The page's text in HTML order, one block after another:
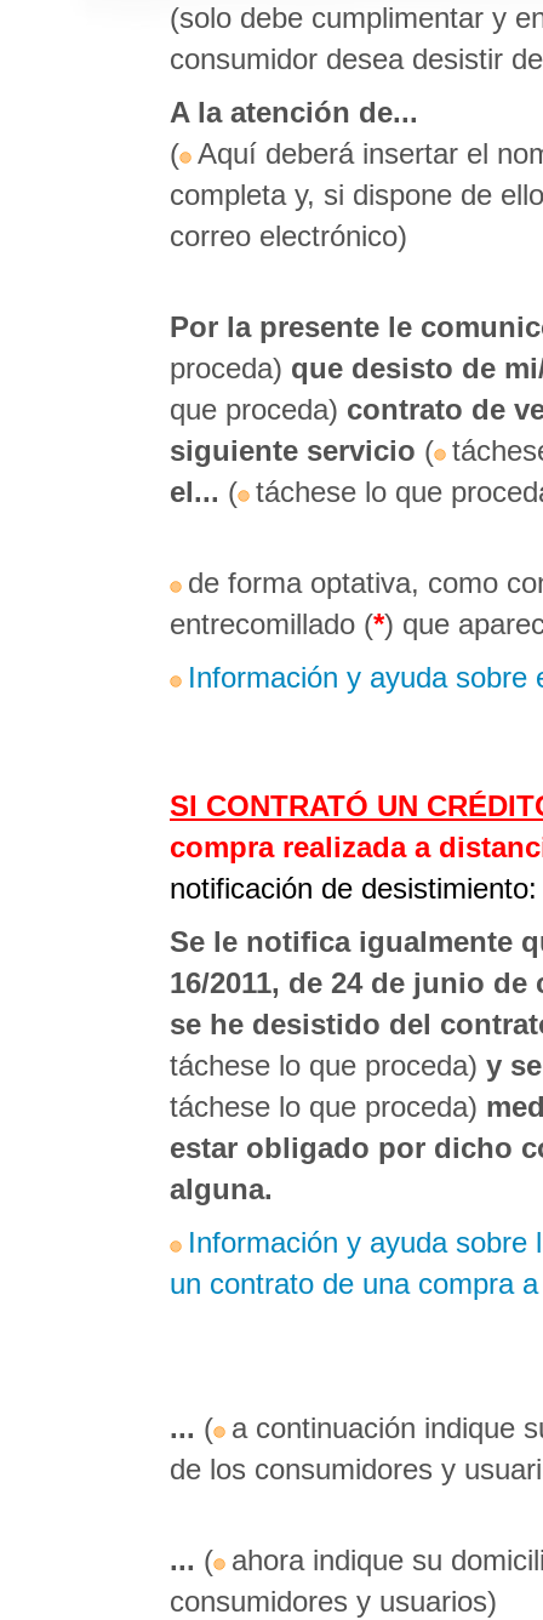
(solo debe cumplimentar y
consumidor desea desistir
A la atención de...
( Aquí deberá insertar el
completa y, si dispone de
correo electrónico)
Por la presente le
proceda) que desisto de
que proceda) contrato de
siguiente servicio (
el... ( táchese lo que
de forma optativa, como
entrecomillado (*) que
Información y ayuda sobre
SI CONTRATÓ UN
compra realizada a
notificación de desistimiento:
Se le notifica igualmente
16/2011, de 24 de junio
se he desistido del
táchese lo que proceda) y
táchese lo que proceda)
estar obligado por dicho
alguna.
Información y ayuda sobre
un contrato de una compra
... ( a continuación indique
de los consumidores y
... ( ahora indique su
consumidores y usuarios)